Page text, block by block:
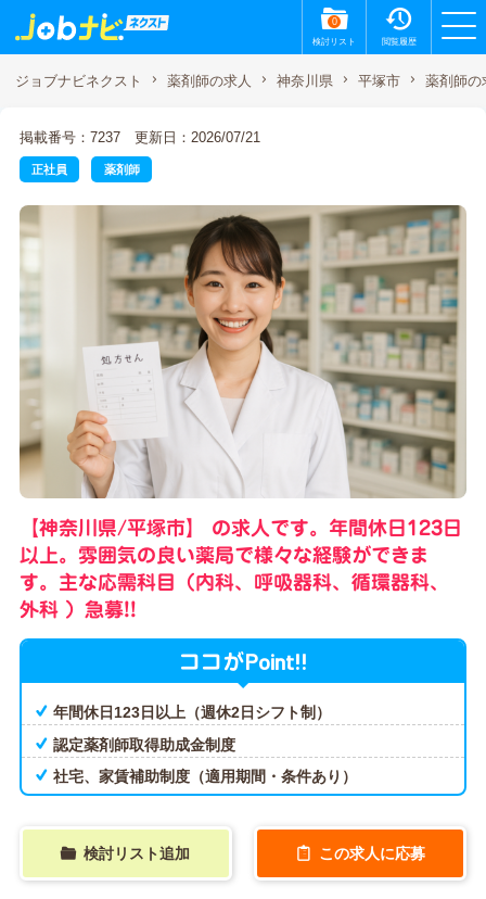
0
検討リスト 閲覧履歴
ジョブナビネクスト 薬剤師の求人 神奈川県 平塚市 薬剤師の
掲載番号：7237 更新日：2026/07/21
正社員 薬剤師
【神奈川県/平塚市】 の求人です。年間休日123日
以上。雰囲気の良い薬局で様々な経験ができま
す。主な応需科目（内科、呼吸器科、循環器科、
外科 ）急募!!
ココがPoint!!
年間休日123日以上（週休2日シフト制）
認定薬剤師取得助成金制度
社宅、家賃補助制度（適用期間・条件あり）
検討リスト追加 この求人に応募